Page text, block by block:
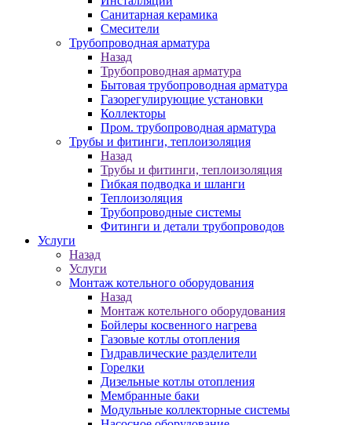
Санитарная керамика
Смесители
Трубопроводная арматура
Назад
Трубопроводная арматура
Бытовая трубопроводная арматура
Газорегулирующие установки
Коллекторы
Пром. трубопроводная арматура
Трубы и фитинги, теплоизоляция
Назад
Трубы и фитинги, теплоизоляция
Гибкая подводка и шланги
Теплоизоляция
Трубопроводные системы
Фитинги и детали трубопроводов
Услуги
Назад
Услуги
Монтаж котельного оборудования
Назад
Монтаж котельного оборудования
Бойлеры косвенного нагрева
Газовые котлы отопления
Гидравлические разделители
Горелки
Дизельные котлы отопления
Мембранные баки
Модульные коллекторные системы